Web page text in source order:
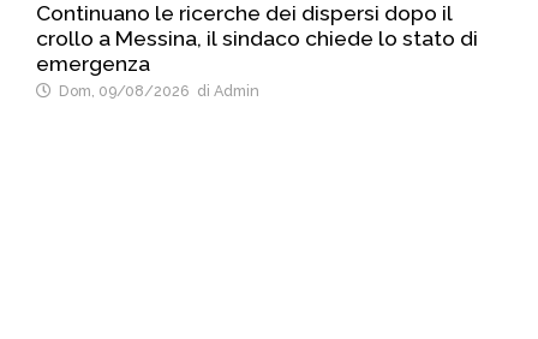
Continuano le ricerche dei dispersi dopo il
crollo a Messina, il sindaco chiede lo stato di
emergenza
Dom, 09/08/2026 di Admin